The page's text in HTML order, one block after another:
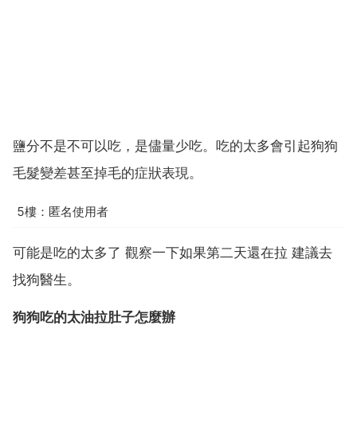
鹽分不是不可以吃，是儘量少吃。吃的太多會引起狗狗
毛髮變差甚至掉毛的症狀表現。
5樓：匿名使用者
可能是吃的太多了 觀察一下如果第二天還在拉 建議去
找狗醫生。
狗狗吃的太油拉肚子怎麼辦